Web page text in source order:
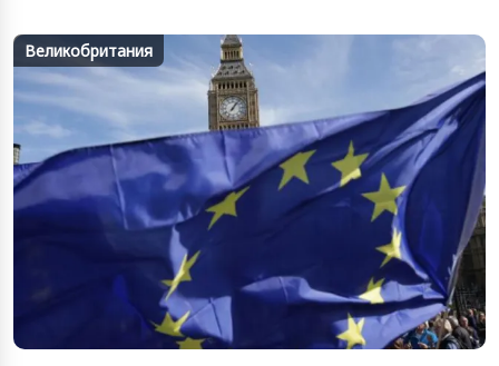
Великобритания